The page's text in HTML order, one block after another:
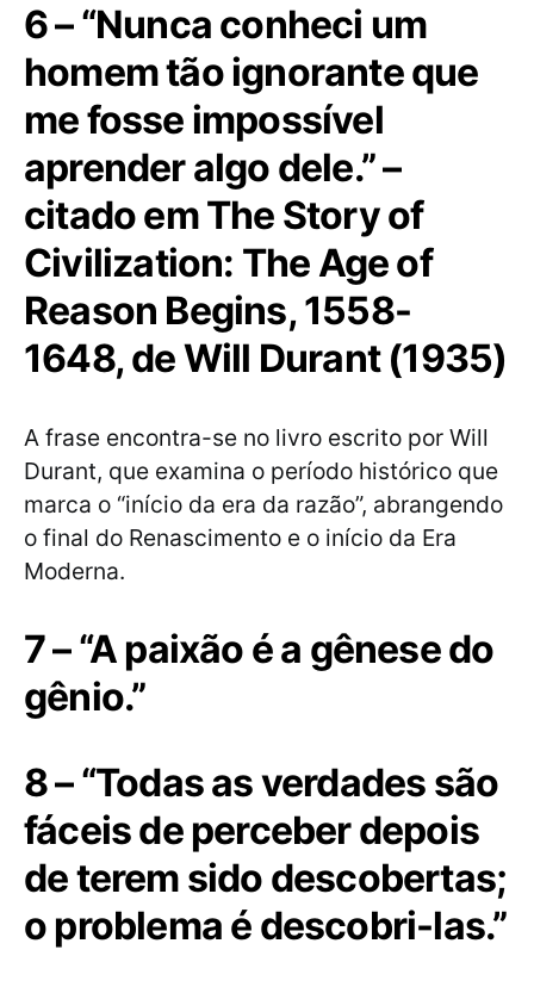
6 – “Nunca conheci um
homem tão ignorante que
me fosse impossível
aprender algo dele.” –
citado em The Story of
Civilization: The Age of
Reason Begins, 1558-
1648, de Will Durant (1935)
A frase encontra-se no livro escrito por Will
Durant, que examina o período histórico que
marca o “início da era da razão”, abrangendo
o final do Renascimento e o início da Era
Moderna.
7 – “A paixão é a gênese do
gênio.”
8 – “Todas as verdades são
fáceis de perceber depois
de terem sido descobertas;
o problema é descobri-las.”